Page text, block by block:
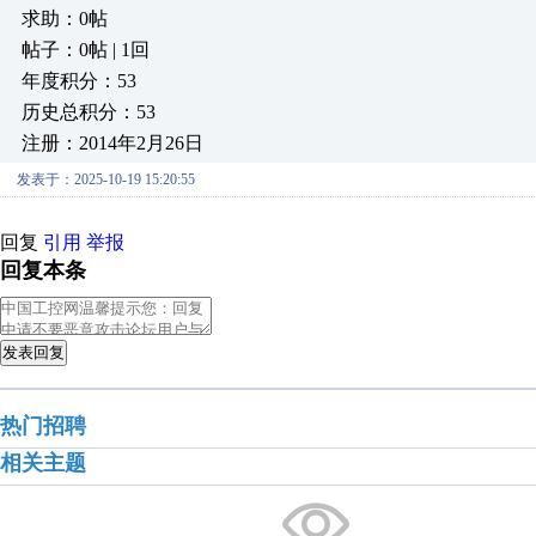
求助：0帖
帖子：0帖 | 1回
年度积分：53
历史总积分：53
注册：2014年2月26日
发表于：2025-10-19 15:20:55
回复 引用 举报
回复本条
发表回复
热门招聘
相关主题